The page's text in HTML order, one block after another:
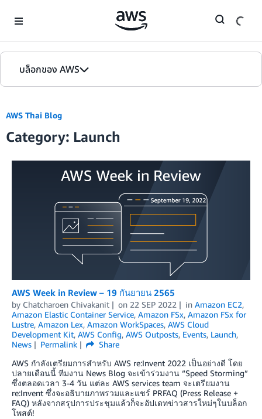
บล็อกของ AWS
หน้าหลัก
รุ่น
AWS Thai Blog
Category: Launch
AWS Week in Review – 19 กันยายน 2565
by Chatcharoen Chivakanit on 22 SEP 2022 in Amazon EC2,
Amazon Elastic Container Service, Amazon FSx, Amazon FSx for
Lustre, Amazon Lex, Amazon WorkSpaces, AWS Cloud
Development Kit, AWS Config, AWS Outposts, Events, Launch,
News
Permalink
Share
AWS กำลังเตรียมการสำหรับ AWS re:Invent 2022 เป็นอย่างดี โดย
ปลายเดือนนี้ ทีมงาน News Blog จะเข้าร่วมงาน “Speed Storming”
ซึ่งตลอดเวลา 3-4 วัน แต่ละ AWS services team จะเตรียมงาน
re:Invent ซึ่งจะอธิบายภาพรวมและแชร์ PRFAQ (Press Release +
FAQ) หลังจากสรุปการประชุมแล้วก็จะอัปเดทข่าวสารใหม่ๆในบล็อก
โพสต์!